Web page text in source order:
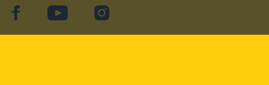
facebookYouTube Instagram